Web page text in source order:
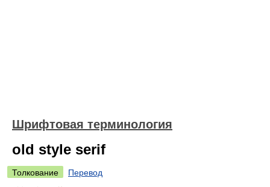
Шрифтовая терминология
old style serif
Толкование
Перевод